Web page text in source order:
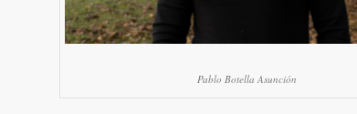
Pablo Botella Asunción